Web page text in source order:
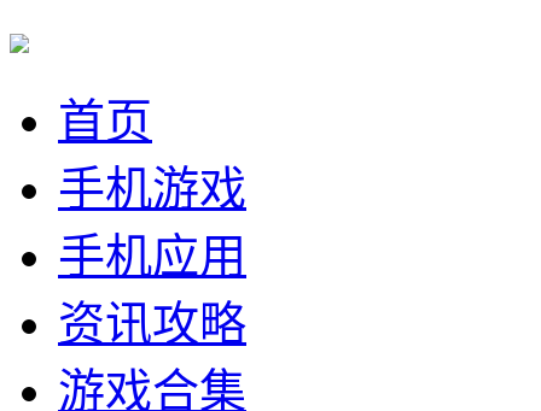
首页
手机游戏
手机应用
资讯攻略
游戏合集